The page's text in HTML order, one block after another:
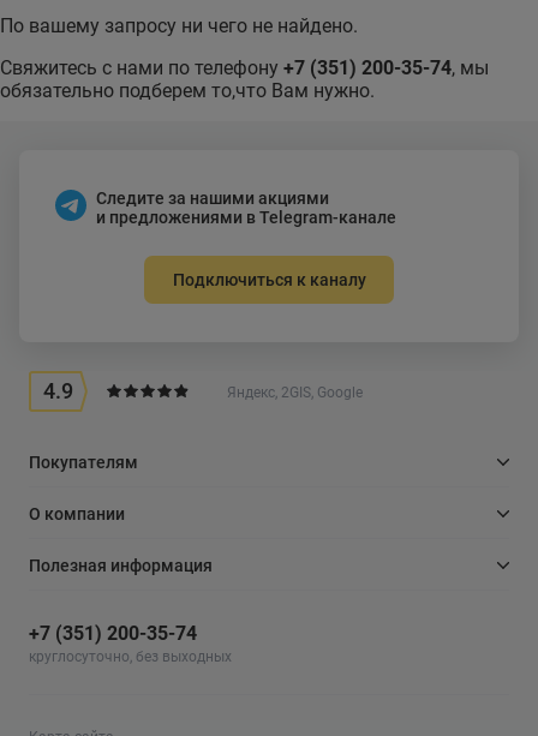
По вашему запросу ни чего не найдено.
Свяжитесь с нами по телефону +7 (351) 200-35-74, мы
обязательно подберем то,что Вам нужно.
Следите за нашими акциями
и предложениями в Telegram-канале
Подключиться к каналу
4.9 Яндекс, 2GIS, Google
Покупателям
О компании
Полезная информация
+7 (351) 200-35-74
круглосуточно, без выходных